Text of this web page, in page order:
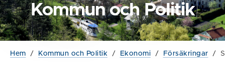
Kommun och Politik
Hem / Kommun och Politik / Ekonomi / Försäkringar /